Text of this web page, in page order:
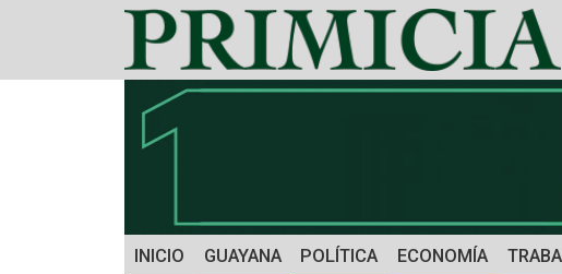
INICIO GUAYANA POLÍTICA ECONOMÍA